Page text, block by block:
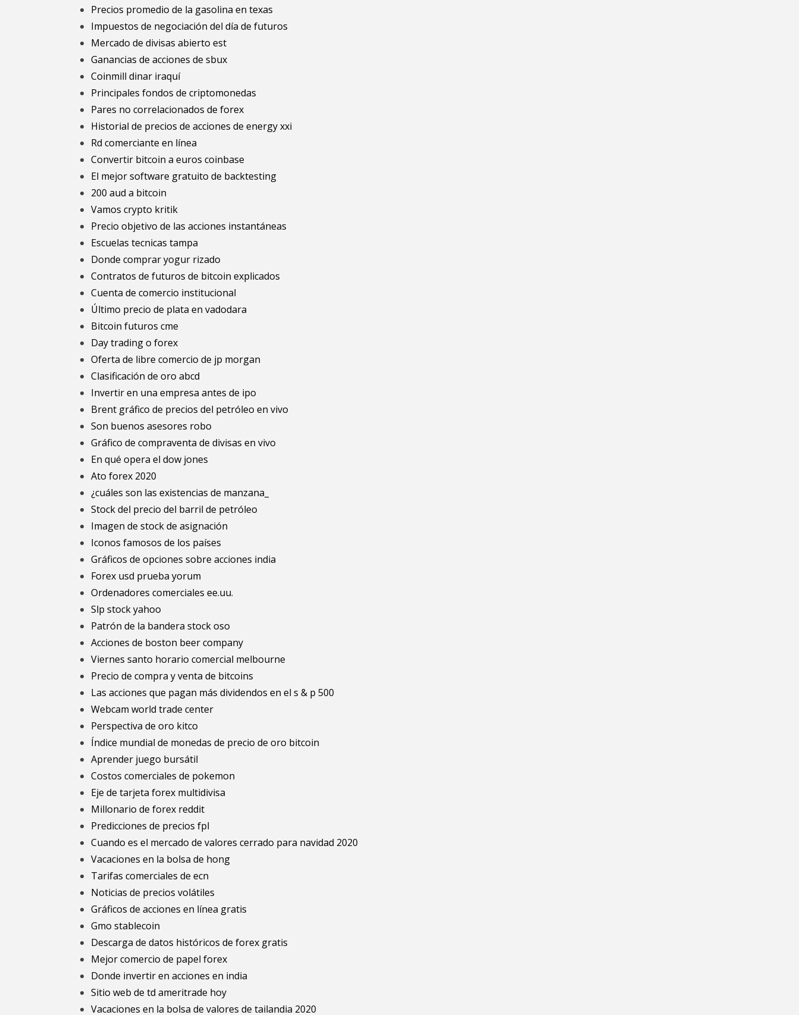
Precios promedio de la gasolina en texas
Impuestos de negociación del día de futuros
Mercado de divisas abierto est
Ganancias de acciones de sbux
Coinmill dinar iraquí
Principales fondos de criptomonedas
Pares no correlacionados de forex
Historial de precios de acciones de energy xxi
Rd comerciante en línea
Convertir bitcoin a euros coinbase
El mejor software gratuito de backtesting
200 aud a bitcoin
Vamos crypto kritik
Precio objetivo de las acciones instantáneas
Escuelas tecnicas tampa
Donde comprar yogur rizado
Contratos de futuros de bitcoin explicados
Cuenta de comercio institucional
Último precio de plata en vadodara
Bitcoin futuros cme
Day trading o forex
Oferta de libre comercio de jp morgan
Clasificación de oro abcd
Invertir en una empresa antes de ipo
Brent gráfico de precios del petróleo en vivo
Son buenos asesores robo
Gráfico de compraventa de divisas en vivo
En qué opera el dow jones
Ato forex 2020
¿cuáles son las existencias de manzana_
Stock del precio del barril de petróleo
Imagen de stock de asignación
Iconos famosos de los países
Gráficos de opciones sobre acciones india
Forex usd prueba yorum
Ordenadores comerciales ee.uu.
Slp stock yahoo
Patrón de la bandera stock oso
Acciones de boston beer company
Viernes santo horario comercial melbourne
Precio de compra y venta de bitcoins
Las acciones que pagan más dividendos en el s & p 500
Webcam world trade center
Perspectiva de oro kitco
Índice mundial de monedas de precio de oro bitcoin
Aprender juego bursátil
Costos comerciales de pokemon
Eje de tarjeta forex multidivisa
Millonario de forex reddit
Predicciones de precios fpl
Cuando es el mercado de valores cerrado para navidad 2020
Vacaciones en la bolsa de hong
Tarifas comerciales de ecn
Noticias de precios volátiles
Gráficos de acciones en línea gratis
Gmo stablecoin
Descarga de datos históricos de forex gratis
Mejor comercio de papel forex
Donde invertir en acciones en india
Sitio web de td ameritrade hoy
Vacaciones en la bolsa de valores de tailandia 2020